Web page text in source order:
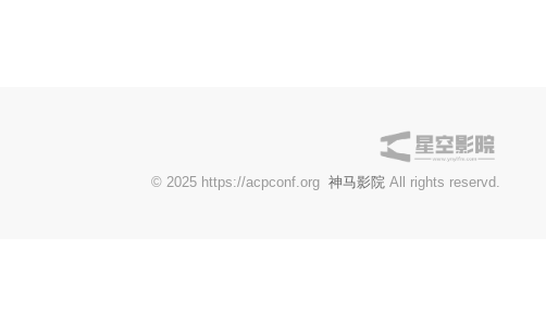
© 2025 https://acpconf.org 神马影院All rights reservd.